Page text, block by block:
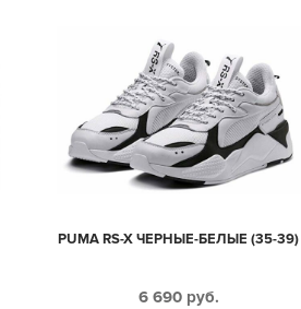
PUMA RS-X ЧЕРНЫЕ-БЕЛЫЕ (35-39)
6 690 руб.